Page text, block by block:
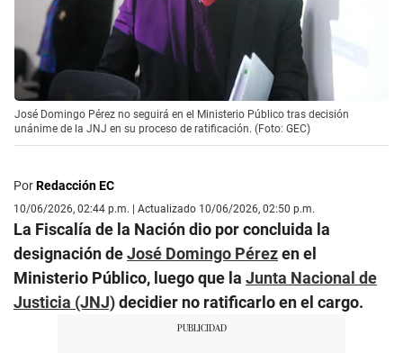
José Domingo Pérez no seguirá en el Ministerio Público tras decisión
unánime de la JNJ en su proceso de ratificación. (Foto: GEC)
PorRedacción EC
10/06/2026, 02:44 p.m. | Actualizado 10/06/2026, 02:50 p.m.
La Fiscalía de la Nación dio por concluida la
designación deJosé Domingo Pérezen el
Ministerio Público, luego que la Junta Nacional de
Justicia (JNJ)decidier no ratificarlo en el cargo.